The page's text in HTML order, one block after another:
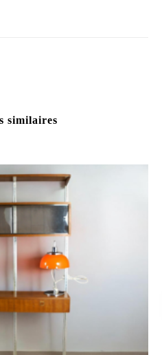
similaires